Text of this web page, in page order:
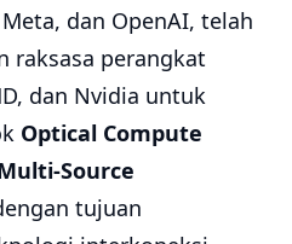
dan OpenAI, telah
raksasa perangkat
dan Nvidia untuk
Optical Compute
Source
tujuan